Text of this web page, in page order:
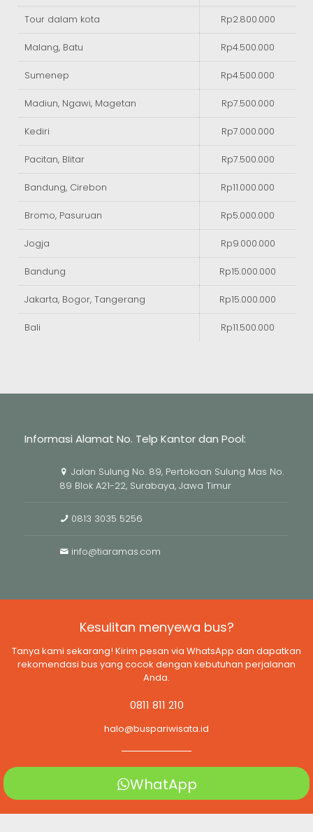
Tour dalam kota Rp2.800.000
Malang, Batu Rp4.500.000
Sumenep Rp4.500.000
Madiun, Ngawi, Magetan Rp7.500.000
Kediri Rp7.000.000
Pacitan, Blitar Rp7.500.000
Bandung, Cirebon Rp11.000.000
Bromo, Pasuruan Rp5.000.000
Jogja Rp9.000.000
Bandung Rp15.000.000
Jakarta, Bogor, Tangerang Rp15.000.000
Bali Rp11.500.000
Informasi Alamat No. Telp Kantor dan Pool:
Jalan Sulung No. 89, Pertokoan Sulung Mas No.
89 Blok A21-22, Surabaya, Jawa Timur
0813 3035 5256
info@tiaramas.com
Kesulitan menyewa bus?
Tanya kami sekarang! Kirim pesan via WhatsApp dan dapatkan
rekomendasi bus yang cocok dengan kebutuhan perjalanan
Anda.
0811 811 210
halo@buspariwisata.id
WhatApp